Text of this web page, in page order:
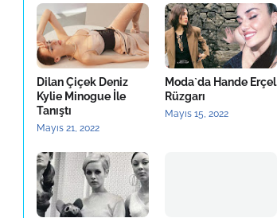
Dilan Çiçek Deniz
Kylie Minogue İle
Tanıştı
Mayıs 21, 2022
Moda`da Hande Erçel
Rüzgarı
Mayıs 15, 2022